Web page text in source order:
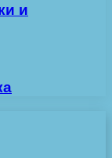
и